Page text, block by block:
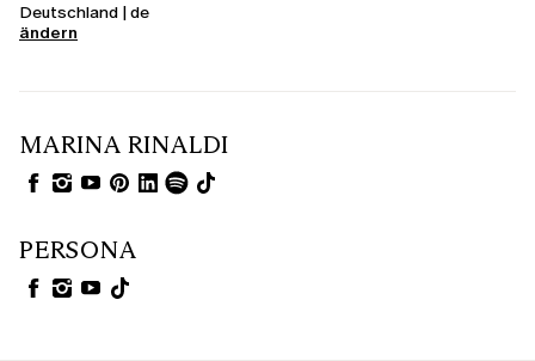
Deutschland | de
ändern
MARINA RINALDI
PERSONA